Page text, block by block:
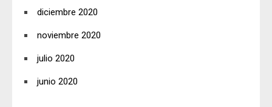
diciembre 2020
noviembre 2020
julio 2020
junio 2020